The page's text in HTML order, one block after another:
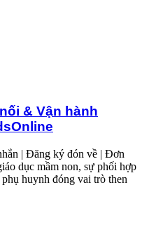
hành thông minh trên KidsOnline
& Vận hành
| Đăng ký đón về | Đơn
dục mầm non, sự phối hợp
huynh đóng vai trò then